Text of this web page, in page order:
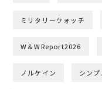
ミリタリーウォッチ
W＆WReport2026
ノルケイン シンプ